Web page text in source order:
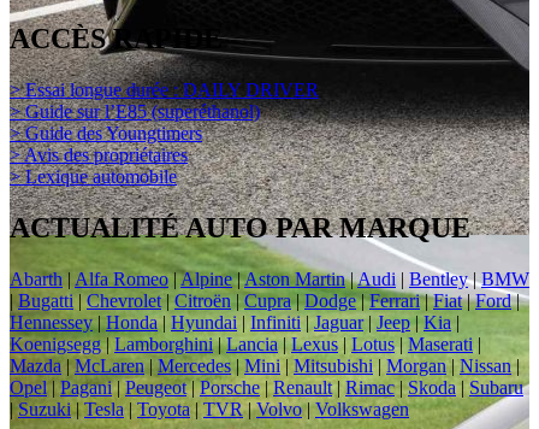
ACCÈS RAPIDE
> Essai longue durée : DAILY DRIVER
> Guide sur l’E85 (superéthanol)
> Guide des Youngtimers
> Avis des propriétaires
> Lexique automobile
ACTUALITÉ AUTO PAR MARQUE
Abarth | Alfa Romeo|Alpine|Aston Martin|Audi | Bentley|BMW
| Bugatti|Chevrolet|Citroën |Cupra | Dodge|Ferrari|Fiat|Ford|
Hennessey| Honda| Hyundai |Infiniti | Jaguar| Jeep|Kia |
Koenigsegg|Lamborghini|Lancia|Lexus | Lotus| Maserati |
Mazda |McLaren|Mercedes | Mini | Mitsubishi | Morgan|Nissan|
Opel | Pagani|Peugeot|Porsche | Renault| Rimac|Skoda | Subaru
| Suzuki|Tesla| Toyota | TVR|Volvo|Volkswagen